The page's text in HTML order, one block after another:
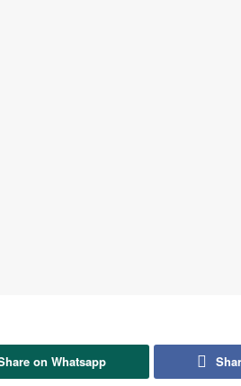
on Whatsapp